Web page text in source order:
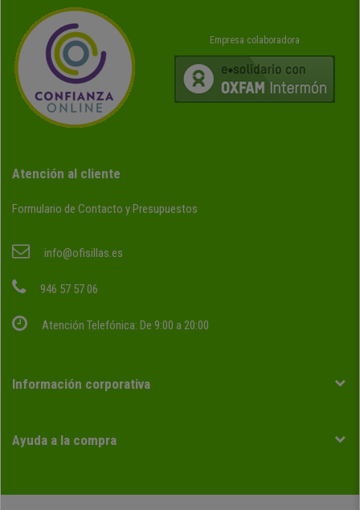
Empresa colaboradora
Atención al cliente
Formulario de Contacto y Presupuestos
info@ofisillas.es
946 57 57 06
Atención Telefónica: De 9:00 a 20:00
Información corporativa
Ayuda a la compra